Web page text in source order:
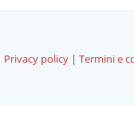
Privacy policy | Termini e